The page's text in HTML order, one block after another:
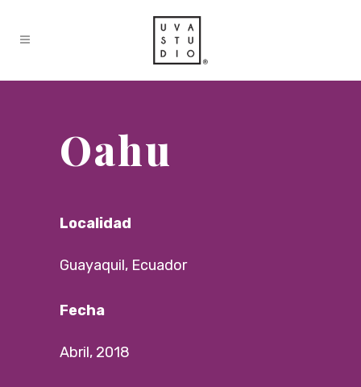
Oahu
Localidad
Guayaquil, Ecuador
Fecha
Abril, 2018